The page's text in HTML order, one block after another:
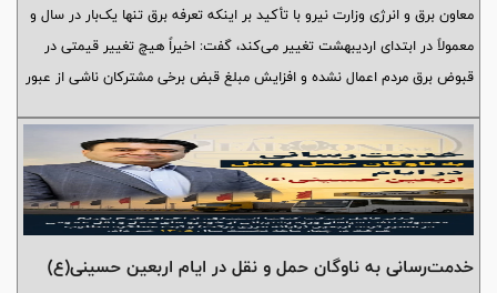
معاون برق و انرژی وزارت نیرو با تأکید بر اینکه تعرفه برق تنها یک‌بار در سال و
معمولاً در ابتدای اردیبهشت تغییر می‌کند، گفت: اخیراً هیچ تغییر قیمتی در
قبوض برق مردم اعمال نشده و افزایش مبلغ قبض برخی مشترکان ناشی از عبور
خدمت‌رسانی به ناوگان حمل و نقل در ایام اربعین حسینی(ع)